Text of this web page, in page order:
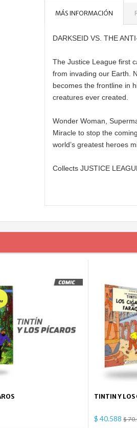
MÁS INFORMACIÓN
DARKSEID VS. THE
The Justice League first
from invading our Earth.
becomes the frontline in
creatures ever created.
Wonder Woman,
Miracle to stop the
world’s greatest heroes
Collects JUSTICE
TINTIN Y LOS
$ 40.588 $